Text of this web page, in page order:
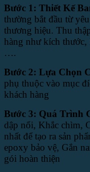
Bước 1: Thiết Kế
thường bắt đầu từ
thương hiệu. Thu
hàng như kích thước,
….
Bước 2: Lựa Chọn
phụ thuộc vào mục
khách hàng
Bước 3: Quá Trình
dập nổi, Khắc chìm,
nhất để tạo ra sản
epoxy bảo vệ, Gắn
gói hoàn thiện